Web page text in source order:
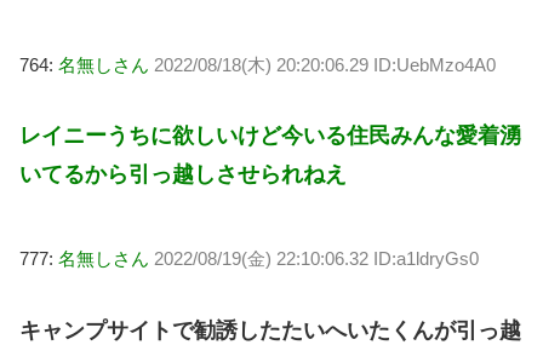
764: 名無しさん 2022/08/18(木) 20:20:06.29 ID:UebMzo4A0
レイニーうちに欲しいけど今いる住民みんな愛着湧
いてるから引っ越しさせられねえ
777: 名無しさん 2022/08/19(金) 22:10:06.32 ID:a1ldryGs0
キャンプサイトで勧誘したたいへいたくんが引っ越